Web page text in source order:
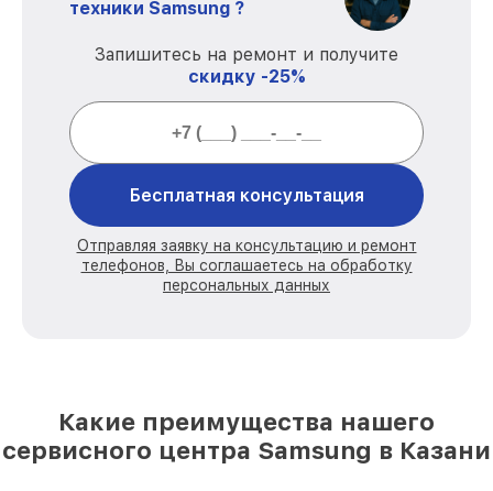
техники Samsung ?
Запишитесь на ремонт и получите
скидку -25%
Бесплатная консультация
Отправляя заявку на консультацию и ремонт
телефонов, Вы соглашаетесь на обработку
персональных данных
Какие преимущества нашего
сервисного центра Samsung в Казани